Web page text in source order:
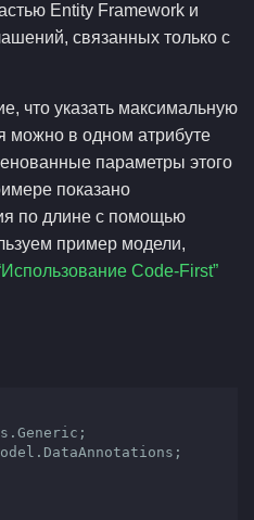
Entity Framework и
связанных только с
что указать максимальную
можно в одном атрибуте
параметры этого
показано
по длине с помощью
пример модели,
Code-First”